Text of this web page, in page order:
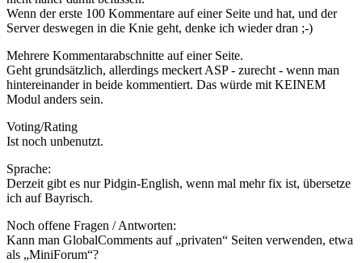
Wenn der erste 100 Kommentare auf einer Seite und hat, und der
Server deswegen in die Knie geht, denke ich wieder dran ;-)
Mehrere Kommentarabschnitte auf einer Seite.
Geht grundsätzlich, allerdings meckert ASP - zurecht - wenn man
hintereinander in beide kommentiert. Das würde mit KEINEM
Modul anders sein.
Voting/Rating
Ist noch unbenutzt.
Sprache:
Derzeit gibt es nur Pidgin-English, wenn mal mehr fix ist, übersetze
ich auf Bayrisch.
Noch offene Fragen / Antworten:
Kann man GlobalComments auf „privaten“ Seiten verwenden, etwa
als „MiniForum“?